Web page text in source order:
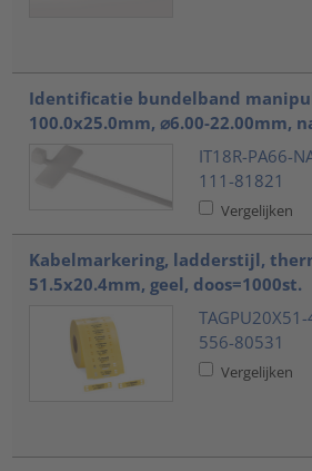
Identificatie bundelband
100.0x25.0mm, ⌀6.00-22.00mm,
IT18R-PA66-
111-81821
Vergelijken
Kabelmarkering, ladderstijl,
51.5x20.4mm, geel, doos=1000st.
TAGPU20X51-
556-80531
Vergelijken